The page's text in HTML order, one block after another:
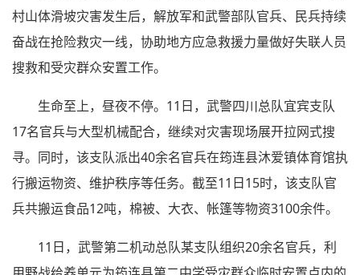
村山体滑坡灾害发生后，解放军和武警部队官兵、民兵持续
奋战在抢险救灾一线，协助地方应急救援力量做好失联人员
搜救和受灾群众安置工作。
生命至上，昼夜不停。11日，武警四川总队宜宾支队
17名官兵与大型机械配合，继续对灾害现场展开拉网式搜
寻。同时，该支队派出40余名官兵在筠连县沐爱镇体育馆执
行搬运物资、维护秩序等任务。截至11日15时，该支队官
兵共搬运食品12吨，棉被、大衣、帐篷等物资3100余件。
11日，武警第二机动总队某支队组织20余名官兵，利